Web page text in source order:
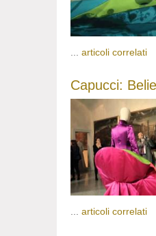
... articoli correlati
Capucci:
articoli correlati